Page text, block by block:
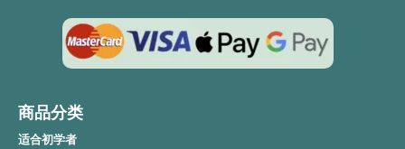
商品分类
适合初学者